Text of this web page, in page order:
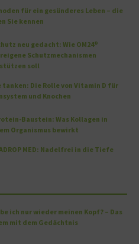
für ein gesünderes Leben – die
Sie kennen
neu gedacht: Wie OM24®
Schutzmechanismen
soll
tanken: Die Rolle von Vitamin D für
und Knochen
Baustein: Was Kollagen in
Organismus bewirkt
MED: Nadelfrei in die Tiefe
ich nur wieder meinen Kopf? – Das
mit dem Gedächtnis